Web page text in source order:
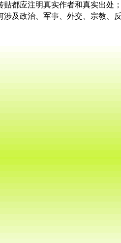
贴都应注明真实作者和真实出处
涉及政治、军事、外交、宗教、